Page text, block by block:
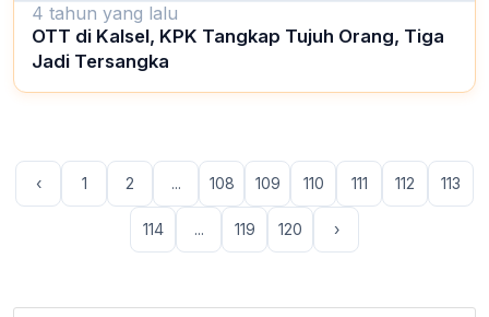
4 tahun yang lalu
OTT di Kalsel, KPK Tangkap Tujuh Orang, Tiga
Jadi Tersangka
‹ 1 2 ... 108 109 110 111 112 113
114 ... 119 120 ›